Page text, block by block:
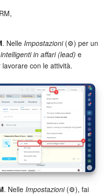
. Nelle Impostazioni(⚙️) per un
in affari (lead) e
con le attività.
. Nelle Impostazioni(⚙️), fai